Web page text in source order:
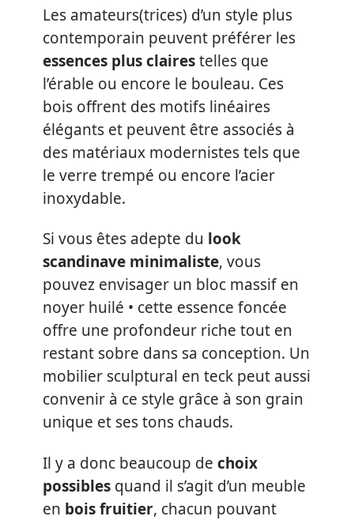
Les amateurs(trices) d’un style plus
contemporain peuvent préférer les
essences plus clairestelles que
l’érable ou encore le bouleau. Ces
bois offrent des motifs linéaires
élégants et peuvent être associés à
des matériaux modernistes tels que
le verre trempé ou encore l’acier
inoxydable.
Si vous êtes adepte du look
scandinave minimaliste, vous
pouvez envisager un bloc massif en
noyer huilé • cette essence foncée
offre une profondeur riche tout en
restant sobre dans sa conception. Un
mobilier sculptural en teck peut aussi
convenir à ce style grâce à son grain
unique et ses tons chauds.
Il y a donc beaucoup de choix
possibles quand il s’agit d’un meuble
en bois fruitier, chacun pouvant